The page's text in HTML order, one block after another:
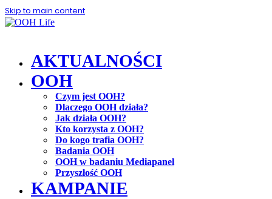
Skip to main content
AKTUALNOŚCI
OOH
Czym jest OOH?
Dlaczego OOH działa?
Jak działa OOH?
Kto korzysta z OOH?
Do kogo trafia OOH?
Badania OOH
OOH w badaniu Mediapanel
Przyszłość OOH
KAMPANIE